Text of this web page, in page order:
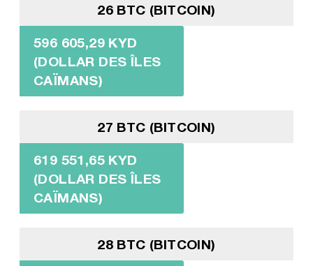
26 BTC (BITCOIN)
596 605,29 KYD
(DOLLAR DES ÎLES
CAÏMANS)
27 BTC (BITCOIN)
619 551,65 KYD
(DOLLAR DES ÎLES
CAÏMANS)
28 BTC (BITCOIN)